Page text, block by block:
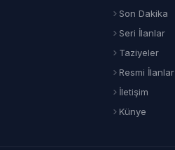
Son Dakika
Seri İlanlar
Taziyeler
Resmi İlanlar
İletişim
Künye